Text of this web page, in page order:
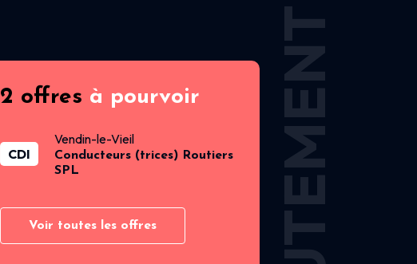
2 offres à pourvoir
CDI
Vendin-le-Vieil
Conducteurs (trices) Routiers
SPL
Voir toutes les offres